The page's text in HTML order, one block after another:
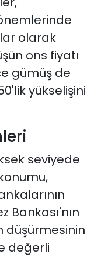
olarak
ons fiyatı
gümüş de
yükselişini
seviyede
Bankası'nın
düşürmesinin
değerli